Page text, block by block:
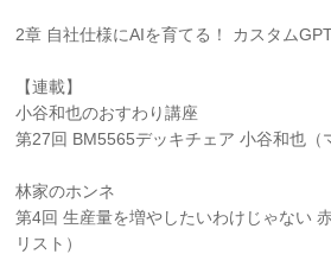
2章 自社仕様にAIを育てる！ カスタム
【連載】
小谷和也のおすわり講座
第27回 BM5565デッキチェア 小谷和也（
林家のホンネ
第4回 生産量を増やしたいわけじゃない
リスト）